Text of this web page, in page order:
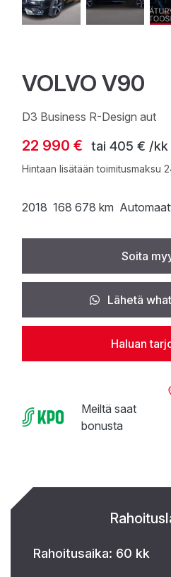
VOLVO V90
D3 Business R-Design aut
22 990 € tai 405 € /kk
Hintaan lisätään toimitusmaksu
2018 168 678 km
Soita
Lähetä
Haluan
Meiltä saat
bonusta
Rahoitusaika: 60 kk